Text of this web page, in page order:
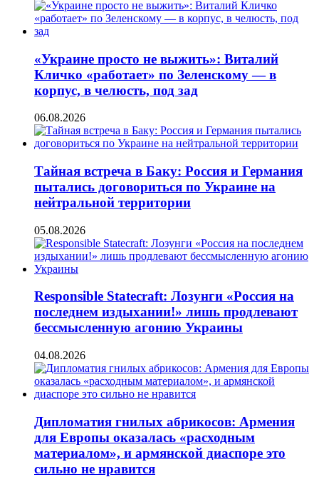
«Украине просто не выжить»: Виталий
Кличко «работает» по Зеленскому — в
корпус, в челюсть, под зад
06.08.2026
Тайная встреча в Баку: Россия и Германия
пытались договориться по Украине на
нейтральной территории
05.08.2026
Responsible Statecraft: Лозунги «Россия на
последнем издыхании!» лишь продлевают
бессмысленную агонию Украины
04.08.2026
Дипломатия гнилых абрикосов: Армения
для Европы оказалась «расходным
материалом», и армянской диаспоре это
сильно не нравится